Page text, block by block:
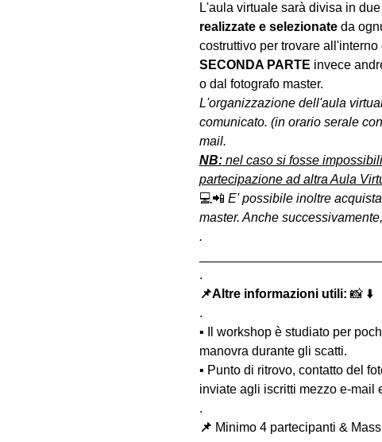
L'aula virtuale sarà divisa in
realizzate e selezionate da
costruttivo per trovare
SECONDA PARTE invece
o dal fotografo master.
L'organizzazione dell'aula
comunicato. (in orario serale con
mail.
NB: nel caso si fosse
partecipazione ad altra Aula
💻📲 E' possibile inoltre
master. Anche
.
.
📌Altre informazioni utili: 📸 ⬇️
.
▪️ Il workshop è studiato per
manovra durante gli scatti.
▪️ Punto di ritrovo, contatto del
inviate agli iscritti mezzo e-mail
.
📌 Minimo 4 partecipanti &